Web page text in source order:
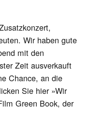
Wir haben gute
mit den
Zeit ausverkauft
Chance, an die
Sie hier »Wir
Green Book, der